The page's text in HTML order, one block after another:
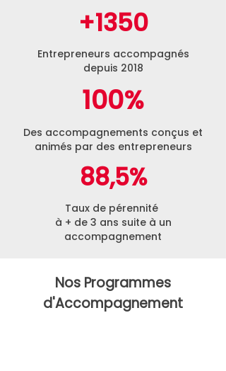
+1350
Entrepreneurs accompagnés
depuis 2018
100%
Des accompagnements conçus et
animés par des entrepreneurs
88,5%
Taux de pérennité
à + de 3 ans suite à un
accompagnement
Nos Programmes
d'Accompagnement